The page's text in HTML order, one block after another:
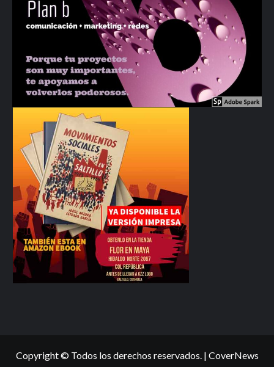
Copyright © Todos los derechos reservados. | CoverNews